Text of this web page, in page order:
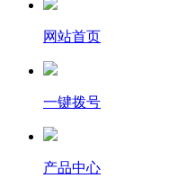
网站首页
一键拨号
产品中心